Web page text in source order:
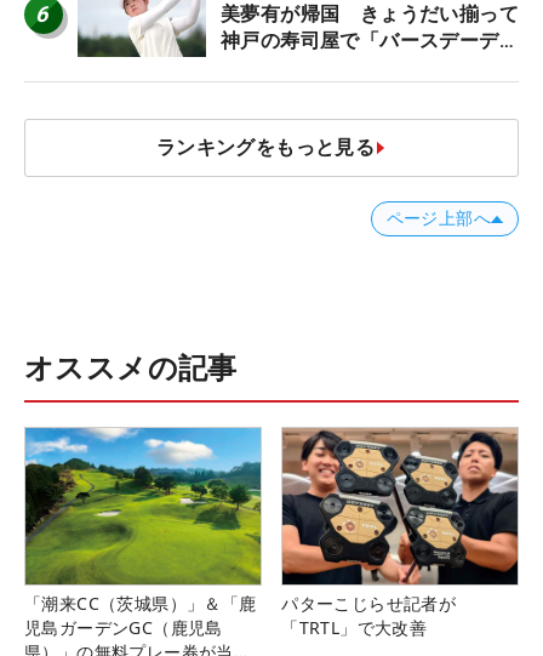
6
美夢有が帰国 きょうだい揃って
神戸の寿司屋で「バースデーディ
ランキングをもっと見る
ページ上部へ
オススメの記事
「潮来CC（茨城県）」＆「鹿
児島ガーデンGC（鹿児島
パターこじらせ記者が
「TRTL」で大改善